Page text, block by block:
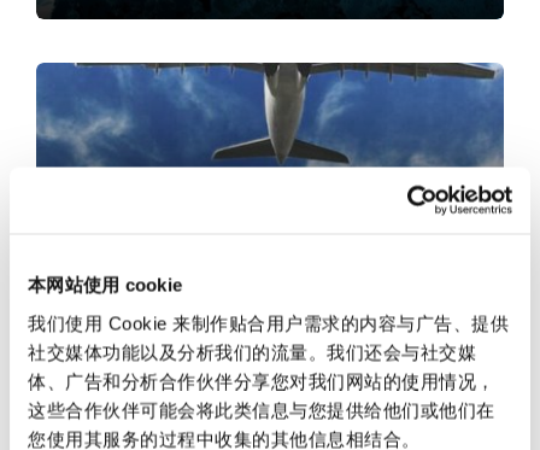
本网站使用 cookie
我们使用 Cookie 来制作贴合用户需求的内容与广告、提供
社交媒体功能以及分析我们的流量。我们还会与社交媒
体、广告和分析合作伙伴分享您对我们网站的使用情况，
这些合作伙伴可能会将此类信息与您提供给他们或他们在
您使用其服务的过程中收集的其他信息相结合。
Satellite & Space
Marine
Political Risk & Trade Credit
Property
加坡
尼
特利尔
泽西
兰治县
尼克斯
兹
敦
德里
航空
能源与自然资源